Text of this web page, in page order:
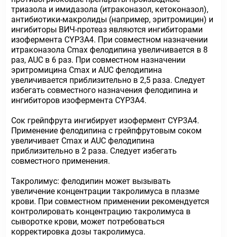
триазола и имидазола (итраконазол, кетоконазол),
антибиотики-макролиды (например, эритромицин) и
ингибиторы ВИЧ-протеаз являются ингибиторами
изофермента CYP3A4. При совместном назначении
итраконазола Cmax фелодипина увеличивается в 8
раз, АUС в 6 раз. При совместном назначении
эритромицина Cmax и АUС фелодипина
увеличивается приблизительно в 2,5 раза. Следует
избегать совместного назначения фелодипина и
ингибиторов изофермента CYP3A4.
Сок грейпфрута ингибирует изофермент CYP3A4.
Применение фелодипина с грейпфрутовым соком
увеличивает Cmax и АUС фелодипина
приблизительно в 2 раза. Следует избегать
совместного применения.
Такролимус: фелодипин может вызывать
увеличение концентрации такролимуса в плазме
крови. При совместном применении рекомендуется
контролировать концентрацию такролимуса в
сыворотке крови, может потребоваться
корректировка дозы такролимуса.